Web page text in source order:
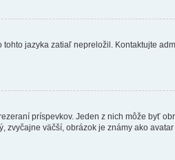
jazyka zatiaľ nepreložil. Kontaktujte
príspevkov. Jeden z nich môže byť
zvyčajne väčší, obrázok je známy ako